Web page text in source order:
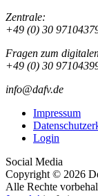
Zentrale:
+49 (0) 30
Fragen zum
+49 (0) 30
info@dafv.de
Impressum
Login
Social Media
Copyright © 2026
Alle Rechte